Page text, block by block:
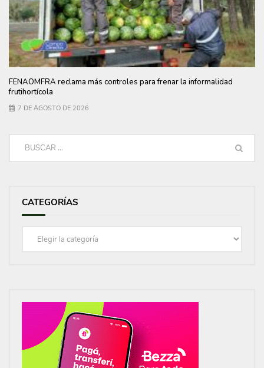
FENAOMFRA reclama más controles para frenar la informalidad
frutihortícola
7 DE AGOSTO DE 2026
CATEGORÍAS
Categorías